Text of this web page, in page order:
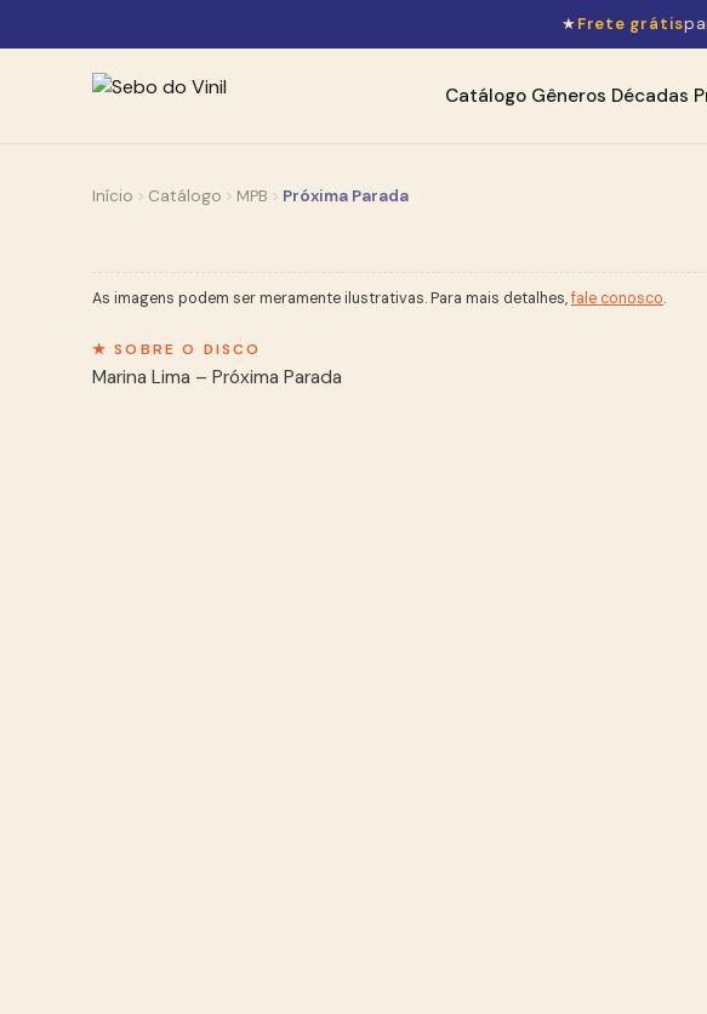
★Frete grátis
Catálogo Gêneros Décadas
Início Catálogo MPB Próxima Parada
As imagens podem ser meramente ilustrativas. Para mais detalhes,fale conosco.
★ SOBRE O DISCO
Marina Lima – Próxima Parada